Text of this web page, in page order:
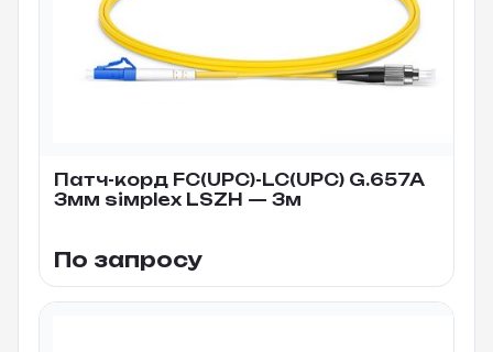
Патч-корд FC(UPC)-LC(UPC) G.657A
3мм siмplex LSZH — 3м
По запросу